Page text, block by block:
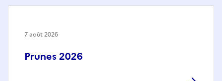
Prunes 2026
7 août 2026